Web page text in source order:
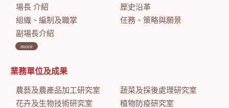
場長 介紹
歷史沿革
組織、編制及職掌
任務、策略與願景
副場長介紹
more
業務單位及成果
農藝及農產品加工研究室
蔬菜及採後處理研究室
花卉及生物技術研究室
植物防疫研究室